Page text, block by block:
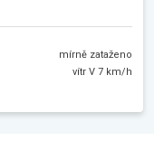
mírně zataženo
vítr V 7 km/h